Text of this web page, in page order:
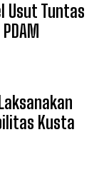
Usut Tuntas
Kusta